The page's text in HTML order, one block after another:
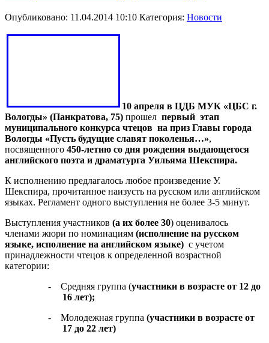
Опубликовано: 11.04.2014 10:10 Категория: Новости
10 апреля в ЦДБ МУК «ЦБС г.
Вологды» (Панкратова, 75) прошел первый этап
муниципального конкурса чтецов на приз Главы города
Вологды «Пусть будущие славят поколенья…»,
посвященного 450-летию со дня рождения выдающегося
английского поэта и драматурга Уильяма Шекспира.
К исполнению предлагалось любое произведение У.
Шекспира, прочитанное наизусть на русском или английском
языках. Регламент одного выступления не более 3-5 минут.
Выступления участников (а их более 30) оценивалось
членами жюри по номинациям (исполнение на русском
языке, исполнение на английском языке) с учетом
принадлежности чтецов к определенной возрастной
категории:
-
Средняя группа (участники в возрасте от 12 до
16 лет);
-
Молодежная группа (участники в возрасте от
17 до 22 лет)